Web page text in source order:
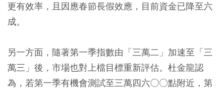
更有效率，且因應春節長假效應，目前資金已降至六
成。
另一方面，隨著第一季指數由「三萬二」加速至「三
萬三」後，市場也對上檔目標重新評估。杜金龍認
為，若第一季有機會測試至三萬四六○○點附近，第